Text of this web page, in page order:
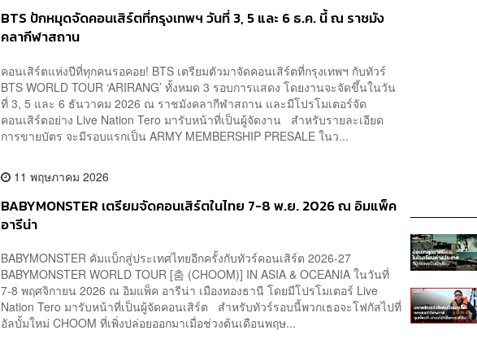
BTS ปักหมุดจัดคอนเสิร์ตที่กรุงเทพฯ วันที่ 3, 5 และ 6 ธ.ค. นี้ ณ ราชมัง
คลากีฬาสถาน
คอนเสิร์ตแห่งปีที่ทุกคนรอคอย! BTS เตรียมตัวมาจัดคอนเสิร์ตที่กรุงเทพฯ กับทัวร์
BTS WORLD TOUR ‘ARIRANG’ ทั้งหมด 3 รอบการแสดง โดยงานจะจัดขึ้นในวัน
ที่ 3, 5 และ 6 ธันวาคม 2026 ณ ราชมังคลากีฬาสถาน และมีโปรโมเตอร์จัด
คอนเสิร์ตอย่าง Live Nation Tero มารับหน้าที่เป็นผู้จัดงาน สำหรับรายละเอียด
การขายบัตร จะมีรอบแรกเป็น ARMY MEMBERSHIP PRESALE ในว...
11 พฤษภาคม 2026
BABYMONSTER เตรียมจัดคอนเสิร์ตในไทย 7-8 พ.ย. 2026 ณ อิมแพ็ค
อารีน่า
BABYMONSTER คัมแบ็กสู่ประเทศไทยอีกครั้งกับทัวร์คอนเสิร์ต 2026-27
BABYMONSTER WORLD TOUR [춤 (CHOOM)] IN ASIA & OCEANIA ในวันที่
7-8 พฤศจิกายน 2026 ณ อิมแพ็ค อารีน่า เมืองทองธานี โดยมีโปรโมเตอร์ Live
Nation Tero มารับหน้าที่เป็นผู้จัดคอนเสิร์ต สำหรับทัวร์รอบนี้พวกเธอจะโฟกัสไปที่
อัลบั้มใหม่ CHOOM ที่เพิ่งปล่อยออกมาเมื่อช่วงต้นเดือนพฤษ...